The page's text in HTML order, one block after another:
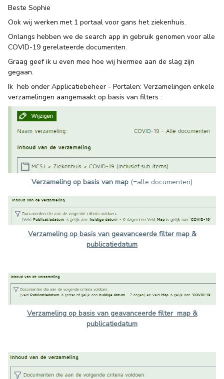
Beste Sophie
Ook wij werken met 1 portaal voor gans het ziekenhuis.
Onlangs hebben we de search app in gebruik genomen voor alle
COVID-19 gerelateerde documenten.
Graag geef ik u even mee hoe wij hiermee aan de slag zijn
gegaan.
Ik heb onder Applicatiebeheer - Portalen: Verzamelingen enkele
verzamelingen aangemaakt op basis van filters :
Verzameling op basis van map (=alle documenten)
Verzameling op basis van geavanceerde filter map &
publicatiedatum
Verzameling op basis van geavanceerde filter map &
publicatiedatum